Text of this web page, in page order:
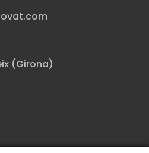
(Girona)